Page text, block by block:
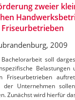
zweier
2009
soll
Belastungen
Friseurbetrieben
der Unternehmen
Zunächst wird hierfür